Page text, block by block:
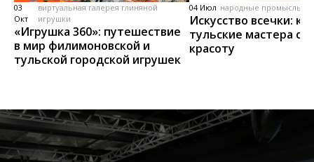
03
Окт
виртуальная галерея глиняной
игрушки
«Игрушка 360»: путешествие
в мир филимоновской и
тульской городской игрушек
04 Июл народные промыслы,
Искусство всечки: как
тульские мастера
красоту